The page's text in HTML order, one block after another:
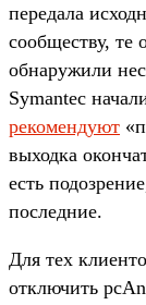
передала
сообществу, те
обнаружили
Symantec
рекомендуют
выходка
есть
последние.
Для тех
отключить